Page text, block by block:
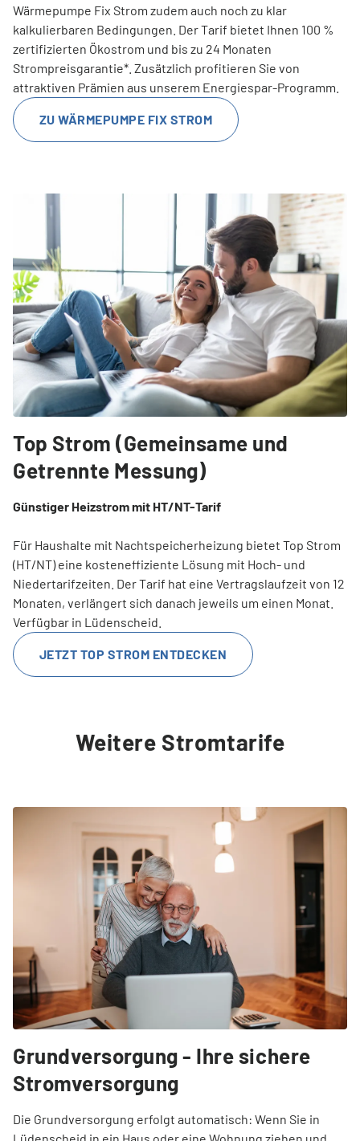
Wärmepumpe Fix Strom zudem auch noch zu klar
kalkulierbaren Bedingungen. Der Tarif bietet Ihnen 100 %
zertifizierten Ökostrom und bis zu 24 Monaten
Strompreisgarantie*. Zusätzlich profitieren Sie von
attraktiven Prämien aus unserem Energiespar-Programm.
ZU WÄRMEPUMPE FIX STROM
Top Strom (Gemeinsame und
Getrennte Messung)
Günstiger Heizstrom mit HT/NT-Tarif
Für Haushalte mit Nachtspeicherheizung bietet Top Strom
(HT/NT) eine kosteneffiziente Lösung mit Hoch- und
Niedertarifzeiten. Der Tarif hat eine Vertragslaufzeit von 12
Monaten, verlängert sich danach jeweils um einen Monat.
Verfügbar in Lüdenscheid.
JETZT TOP STROM ENTDECKEN
Weitere Stromtarife
Grundversorgung - Ihre sichere
Stromversorgung
Die Grundversorgung erfolgt automatisch: Wenn Sie in